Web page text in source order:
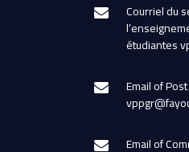
Courriel du
étudiantes
Email of
Email of